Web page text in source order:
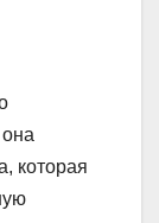
она
которая